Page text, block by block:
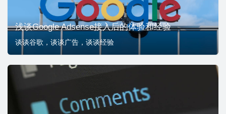
浅谈Google Adsense接入后的体验和经验
谈谈谷歌，谈谈广告，谈谈经验